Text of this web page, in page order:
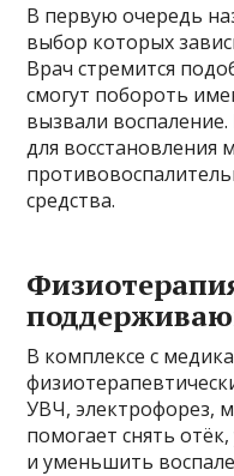
В первую очередь
выбор которых
Врач стремится
смогут побороть
вызвали
для восстановления
средства.
В комплексе с
УВЧ, электрофорез,
помогает снять
и уменьшить